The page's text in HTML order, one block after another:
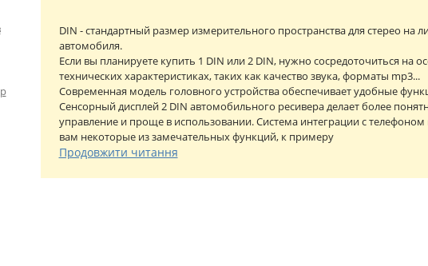
DIN - стандартный размер измерительного пространства для стерео на
автомобиля.
Если вы планируете купить 1 DIN или 2 DIN, нужно сосредоточиться на
технических характеристиках, таких как качество звука, форматы mp3...
Современная модель головного устройства обеспечивает удобные
Сенсорный дисплей 2 DIN автомобильного ресивера делает более
управление и проще в использовании. Система интеграции с телефоном
вам некоторые из замечательных функций, к примеру
Продовжити читання